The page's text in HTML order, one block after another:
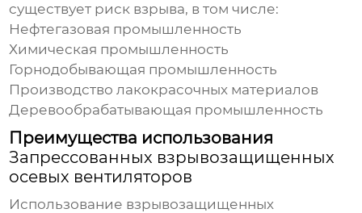
существует риск взрыва, в том числе:
Нефтегазовая промышленность
Химическая промышленность
Горнодобывающая промышленность
Производство лакокрасочных материалов
Деревообрабатывающая промышленность
Преимущества использования
Запрессованных взрывозащищенных
осевых вентиляторов
Использование взрывозащищенных